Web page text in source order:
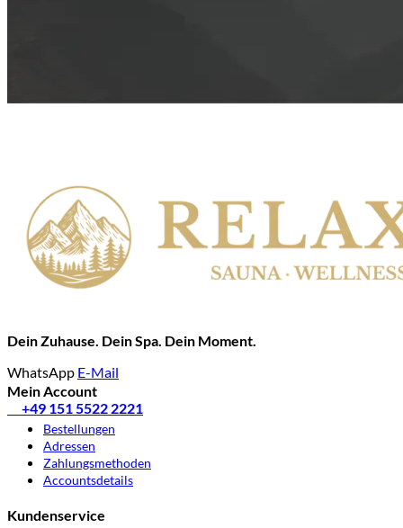
Dein Zuhause. Dein Spa. Dein Moment.
WhatsApp E-Mail
+49 151 5522 2221
Mein Account
Bestellungen
Adressen
Zahlungsmethoden
Accountsdetails
Kundenservice